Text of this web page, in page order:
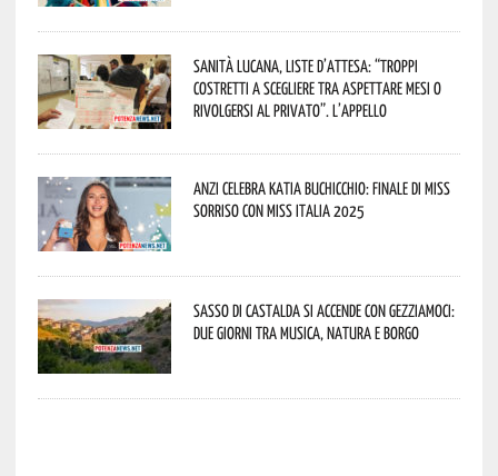
Sanità lucana, liste d’attesa: “Troppi
costretti a scegliere tra aspettare mesi o
rivolgersi al privato”. L’appello
Anzi celebra Katia Buchicchio: finale di Miss
Sorriso con Miss Italia 2025
Sasso di Castalda si accende con Gezziamoci:
due giorni tra musica, natura e borgo